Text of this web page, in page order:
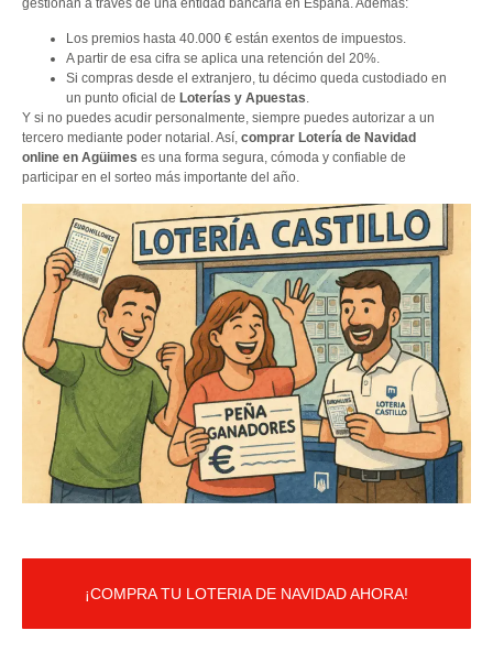
gestionan a través de una entidad bancaria en España. Además:
Los premios hasta 40.000 € están exentos de impuestos.
A partir de esa cifra se aplica una retención del 20%.
Si compras desde el extranjero, tu décimo queda custodiado en
un punto oficial de Loterías y Apuestas.
Y si no puedes acudir personalmente, siempre puedes autorizar a un
tercero mediante poder notarial. Así, comprar Lotería de Navidad
online en Agüimes es una forma segura, cómoda y confiable de
participar en el sorteo más importante del año.
¡COMPRA TU LOTERIA DE NAVIDAD AHORA!